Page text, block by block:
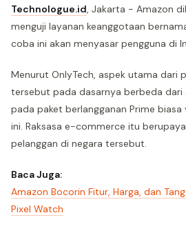
Technologue.id, Jakarta - Amazon
menguji layanan keanggotaan
coba ini akan menyasar pengguna di
Menurut OnlyTech, aspek utama dari
tersebut pada dasarnya berbeda dari
pada paket berlangganan Prime
ini. Raksasa e-commerce itu
pelanggan di negara tersebut.
Baca Juga:
Amazon Bocorin Fitur, Harga, dan
Pixel Watch